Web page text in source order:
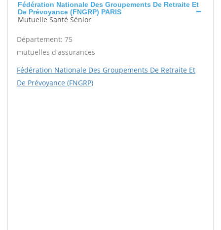
Fédération Nationale Des Groupements De Retraite Et
De Prévoyance (FNGRP) PARIS
Mutuelle Santé Sénior
Département: 75
mutuelles d'assurances
Fédération Nationale Des Groupements De Retraite Et
De Prévoyance (FNGRP)